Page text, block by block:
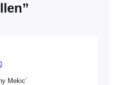
Mekic’